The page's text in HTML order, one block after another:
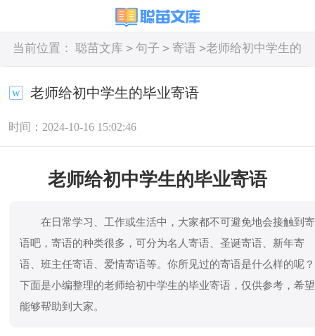
当前位置： 聪苗文库 > 句子 > 寄语 >老师给初中学生的
老师给初中学生的毕业寄语
时间：2024-10-16 15:02:46
老师给初中学生的毕业寄语
在日常学习、工作或生活中，大家都不可避免地会接触到寄
语吧，寄语的种类很多，可分为名人寄语、圣诞寄语、新年寄
语、班主任寄语、爱情寄语等。你所见过的寄语是什么样的呢？
下面是小编整理的老师给初中学生的毕业寄语，仅供参考，希望
能够帮助到大家。